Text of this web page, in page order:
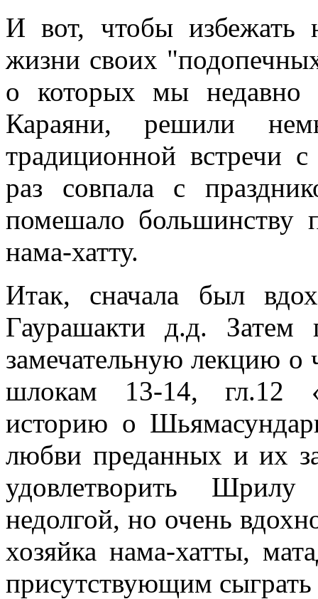
И вот, чтобы избежать
жизни своих
о которых мы недавно
Караяни, решили
традиционной встречи
раз совпала с
помешало большинству
нама-хатту.
Итак, сначала был
Гаурашакти д.д. Затем
замечательную лекцию
шлокам 13-14, гл.12
историю о
любви преданных и их
удовлетворить
недолгой, но очень
хозяйка нама-хатты,
присутствующим сыграть